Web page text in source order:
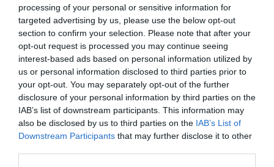
processing of your personal or sensitive information for
targeted advertising by us, please use the below opt-out
section to confirm your selection. Please note that after your
opt-out request is processed you may continue seeing
interest-based ads based on personal information utilized by
us or personal information disclosed to third parties prior to
your opt-out. You may separately opt-out of the further
disclosure of your personal information by third parties on the
IAB’s list of downstream participants. This information may
also be disclosed by us to third parties on the IAB’s List of
Downstream Participants that may further disclose it to other
2025 blir bästa löneåret på länge
1 år sedan 621
Chatta med karriärcoachen: Så vet du när
du ska byta jobb
1 år sedan 621
När arbetsglöden falnar: Så vet du att det är
dags att byta ...